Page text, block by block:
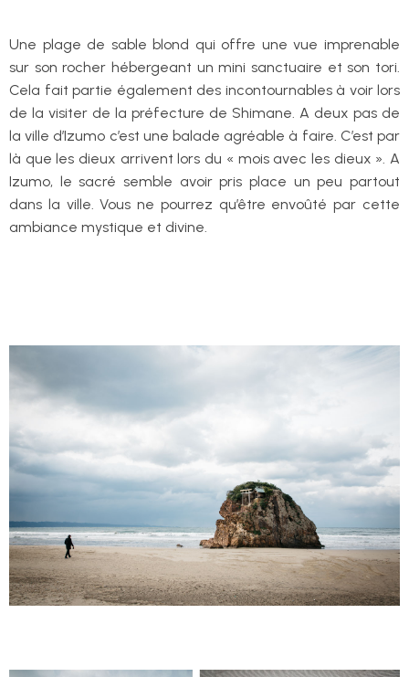
Une plage de sable blond qui offre une vue imprenable
sur son rocher hébergeant un mini sanctuaire et son tori.
Cela fait partie également des incontournables à voir lors
de la visiter de la préfecture de Shimane. A deux pas de
la ville d’Izumo c’est une balade agréable à faire. C’est par
là que les dieux arrivent lors du « mois avec les dieux ». A
Izumo, le sacré semble avoir pris place un peu partout
dans la ville. Vous ne pourrez qu’être envoûté par cette
ambiance mystique et divine.